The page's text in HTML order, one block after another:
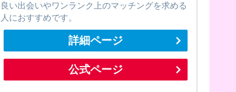
良い出会いやワンランク上のマッチングを求める
人におすすめです。
詳細ページ
公式ページ